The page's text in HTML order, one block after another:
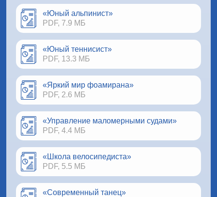
«Юный альпинист»
PDF, 7.9 МБ
«Юный теннисист»
PDF, 13.3 МБ
«Яркий мир фоамирана»
PDF, 2.6 МБ
«Управление маломерными судами»
PDF, 4.4 МБ
«Школа велосипедиста»
PDF, 5.5 МБ
«Современный танец»